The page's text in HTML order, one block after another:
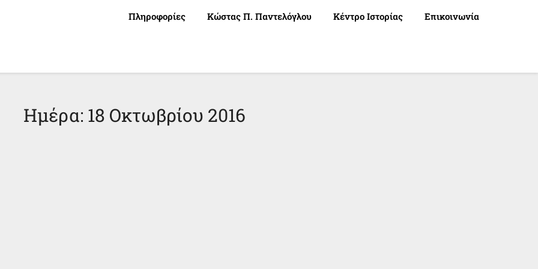
Πληροφορίες Κώστας Π. Παντελόγλου Κέντρο Ιστορίας Επικοινωνία
Ημέρα: 18 Οκτωβρίου 2016